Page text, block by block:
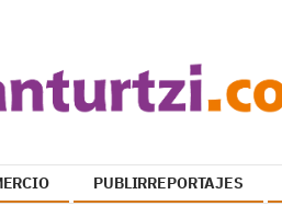
PUBLIRREPORTAJES